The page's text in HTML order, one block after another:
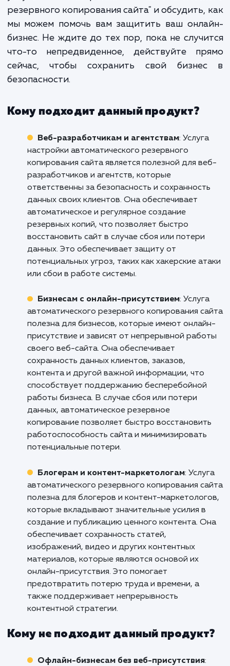
должна быть в
Автоматическое
копирование не только
ваши данные, но и даёт
спокойствие и
Не рискуйте своим бизнесом,
безопасность ваших данных уже
Свяжитесь с нами, чтобы узнать больше о
услуге "Настройка
резервного копирования сайта" и
мы можем помочь вам защитить ваш
бизнес. Не ждите до тех пор, пока не
что-то непредвиденное, действуйте
сейчас, чтобы сохранить свой
безопасности.
Кому подходит данный продукт?
Веб-разработчикам и агентствам:
настройки автоматического резервного
копирования сайта является полезной для
разработчиков и агентств, которые
ответственны за безопасность и
данных своих клиентов. Она обеспечивает
резервных копий, что позволяет быстро
восстановить сайт в случае сбоя или потери
данных. Это обеспечивает защиту от
потенциальных угроз, таких как хакерские
или сбои в работе системы.
Бизнесам с онлайн-присутствием
автоматического резервного копирования
полезна для бизнесов, которые имеют
присутствие и зависят от непрерывной
своего веб-сайта. Она обеспечивает
контента и другой важной информации, что
работы бизнеса. В случае сбоя или потери